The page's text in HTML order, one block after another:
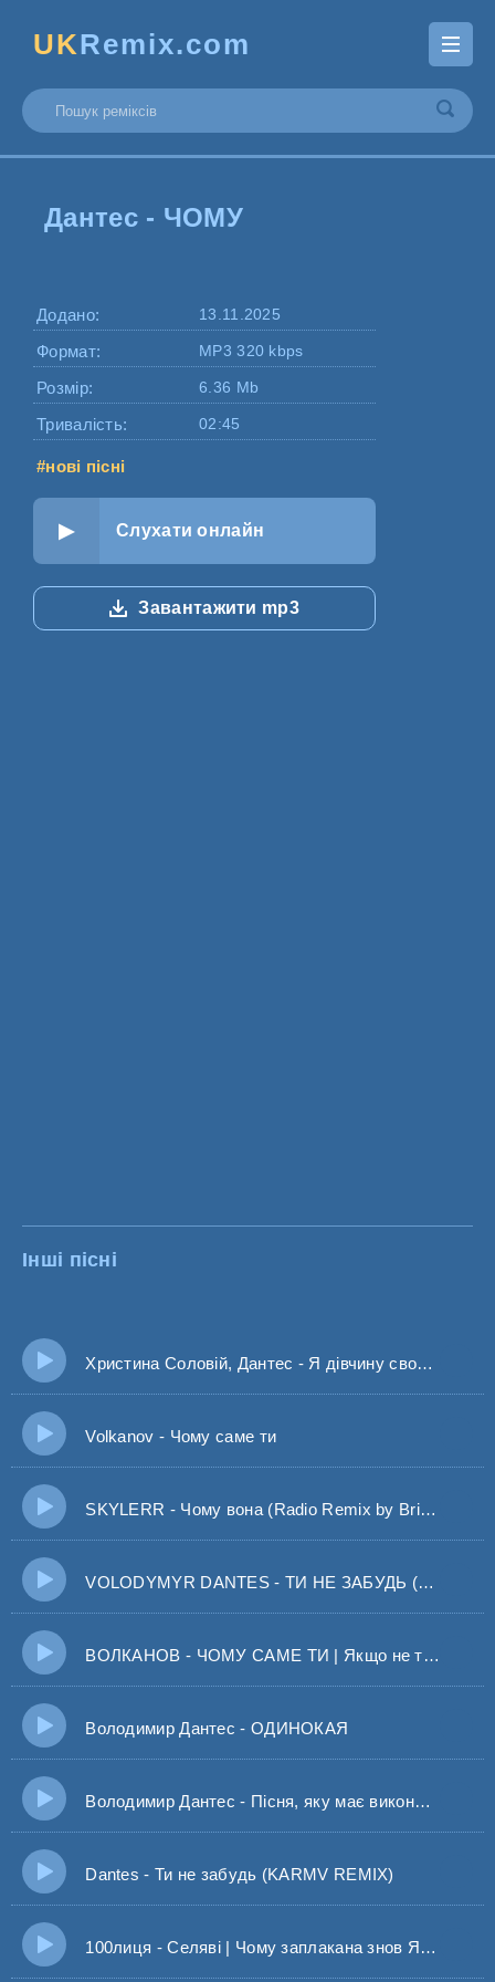
UKRemix.com
Дантес - ЧОМУ
Додано: 13.11.2025
Формат: MP3 320 kbps
Розмір: 6.36 Mb
Тривалість: 02:45
#нові пісні
Слухати онлайн
Завантажити mp3
Інші пісні
Христина Соловій, Дантес - Я дівчину свою милу знаю, виглядаю
Volkanov - Чому саме ти
SKYLERR - Чому вона (Radio Remix by Bridge UA)
VOLODYMYR DANTES - ТИ НЕ ЗАБУДЬ (BID0NCI0N REMIX) Всі квіти лиш для нас цвітуть
ВОЛКАНОВ - ЧОМУ САМЕ ТИ | Якщо не той, якщо не та
Володимир Дантес - ОДИНОКАЯ
Володимир Дантес - Пісня, яку має виконати чоловік
Dantes - Ти не забудь (KARMV REMIX)
100лиця - Селяві | Чому заплакана знов Я ж не розлюбив